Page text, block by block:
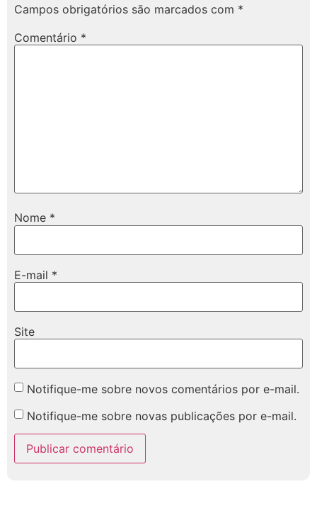
Campos obrigatórios são marcados com *
Comentário *
Nome *
E-mail *
Site
Notifique-me sobre novos comentários por e-mail.
Notifique-me sobre novas publicações por e-mail.